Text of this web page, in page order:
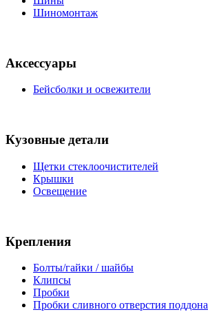
Шиномонтаж
Аксессуары
Бейсболки и освежители
Кузовные детали
Щетки стеклоочистителей
Крышки
Освещение
Крепления
Болты/гайки / шайбы
Клипсы
Пробки
Пробки сливного отверстия поддона